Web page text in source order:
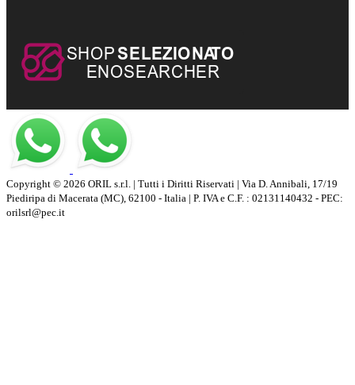
Copyright © 2026 ORIL s.r.l. | Tutti i Diritti Riservati | Via D. Annibali, 17/19
Piediripa di Macerata (MC), 62100 - Italia | P. IVA e C.F. : 02131140432 - PEC:
orilsrl@pec.it